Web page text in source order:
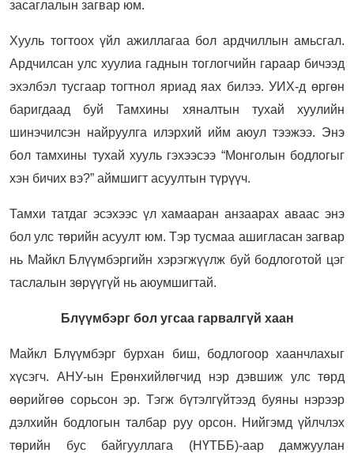
засаглалын загвар юм.
Хууль тогтоох үйл ажиллагаа бол ардчиллын амьсгал.
Ардчилсан улс хуулиа гаднын тоглогчийн гараар бичээд
эхэлбэл тусгаар тогтнол яриад яах билээ. УИХ-д өргөн
баригдаад буй Тамхины хяналтын тухай хуулийн
шинэчилсэн найруулга илэрхий ийм аюул тээжээ. Энэ
бол тамхины тухай хууль гэхээсээ “Монголын бодлогыг
хэн бичих вэ?” аймшигт асуултын түрүүч.
Тамхи татдаг эсэхээс үл хамааран анзаарах аваас энэ
бол улс төрийн асуулт юм. Тэр тусмаа ашигласан загвар
нь Майкл Блүүмбэргийн хэрэгжүүлж буй бодлоготой цэг
таслалын зөрүүгүй нь аюумшигтай.
Блүүмбэрг бол угсаа гарвалгүй хаан
Майкл Блүүмбэрг бурхан биш, бодлогоор хаанчлахыг
хүсэгч. АНУ-ын Ерөнхийлөгчид нэр дэвшиж улс төрд
өөрийгөө сорьсон эр. Тэгж бүтэлгүйтээд буяны нэрээр
дэлхийн бодлогын талбар руу орсон. Нийгэмд үйлчлэх
төрийн бус байгууллага (НҮТББ)-аар дамжуулан